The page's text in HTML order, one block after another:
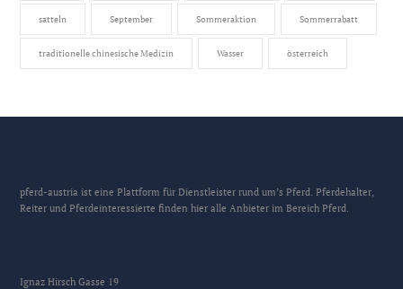
satteln September Sommeraktion Sommerrabatt
traditionelle chinesische Medizin Wasser österreich
pferd-austria ist eine Plattform für Dienstleister rund um’s Pferd. Pferdehalter,
Reiter und Pferdeinteressierte finden hier alle Anbieter im Bereich Pferd.
Ignaz Hirsch Gasse 19